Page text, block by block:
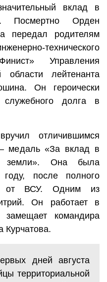
вклад в
Посмертно Орден
передал родителям
технического
Управления
области лейтенанта
Он героически
долга в
отличившимся
медаль «За вклад в
земли». Она была
после полного
от ВСУ. Одним из
Он работает в
командира
Курчатова.
дней августа
территориальной